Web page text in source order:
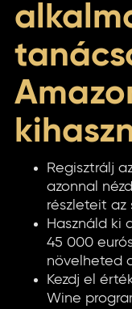
Regisztrálj
azonnal
részleteit az
Használd ki
45 000
növelheted
Kezdj el
Wine